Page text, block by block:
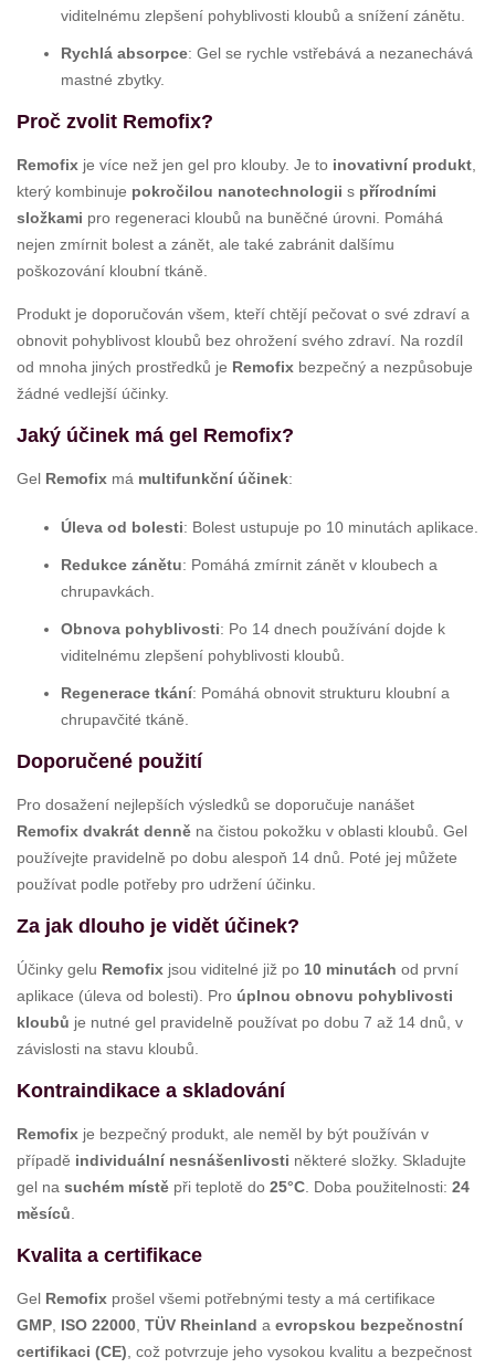
viditelnému zlepšení pohyblivosti kloubů a snížení zánětu.
Rychlá absorpce: Gel se rychle vstřebává a nezanechává
mastné zbytky.
Proč zvolit Remofix?
Remofix je více než jen gel pro klouby. Je to inovativní produkt,
který kombinuje pokročilou nanotechnologii s přírodními
složkami pro regeneraci kloubů na buněčné úrovni. Pomáhá
nejen zmírnit bolest a zánět, ale také zabránit dalšímu
poškozování kloubní tkáně.
Produkt je doporučován všem, kteří chtějí pečovat o své zdraví a
obnovit pohyblivost kloubů bez ohrožení svého zdraví. Na rozdíl
od mnoha jiných prostředků je Remofix bezpečný a nezpůsobuje
žádné vedlejší účinky.
Jaký účinek má gel Remofix?
Gel Remofix má multifunkční účinek:
Úleva od bolesti: Bolest ustupuje po 10 minutách aplikace.
Redukce zánětu: Pomáhá zmírnit zánět v kloubech a
chrupavkách.
Obnova pohyblivosti: Po 14 dnech používání dojde k
viditelnému zlepšení pohyblivosti kloubů.
Regenerace tkání: Pomáhá obnovit strukturu kloubní a
chrupavčité tkáně.
Doporučené použití
Pro dosažení nejlepších výsledků se doporučuje nanášet
Remofix dvakrát denně na čistou pokožku v oblasti kloubů. Gel
používejte pravidelně po dobu alespoň 14 dnů. Poté jej můžete
používat podle potřeby pro udržení účinku.
Za jak dlouho je vidět účinek?
Účinky gelu Remofix jsou viditelné již po 10 minutách od první
aplikace (úleva od bolesti). Pro úplnou obnovu pohyblivosti
kloubů je nutné gel pravidelně používat po dobu 7 až 14 dnů, v
závislosti na stavu kloubů.
Kontraindikace a skladování
Remofix je bezpečný produkt, ale neměl by být používán v
případě individuální nesnášenlivosti některé složky. Skladujte
gel na suchém místě při teplotě do 25°C. Doba použitelnosti: 24
měsíců.
Kvalita a certifikace
Gel Remofix prošel všemi potřebnými testy a má certifikace
GMP, ISO 22000, TÜV Rheinland a evropskou bezpečnostní
certifikaci (CE), což potvrzuje jeho vysokou kvalitu a bezpečnost